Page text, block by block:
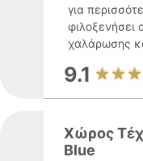
για
φιλοξενήσει
χαλάρωσης
9.1
Χώρος
Blue